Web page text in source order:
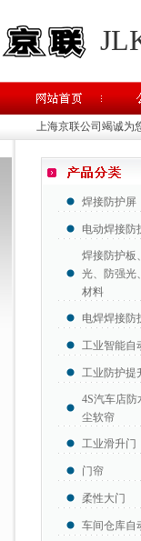
上海京联公司竭诚为
焊接防护屏
电动焊接防
焊接防护板
光、防强光
材料
电焊焊接防
工业智能自
工业防护提
4S汽车店防
尘软帘
工业滑升门
门帘
柔性大门
车间仓库自